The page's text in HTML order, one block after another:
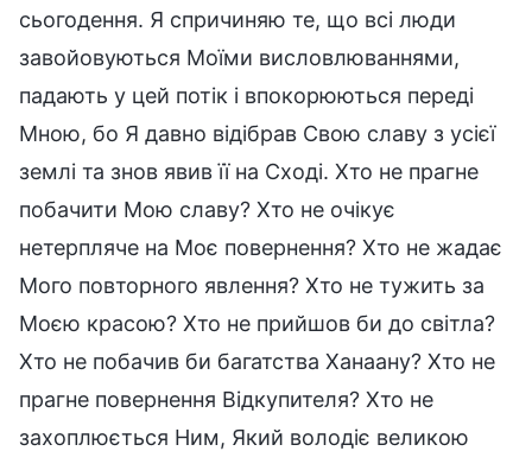
сьогодення. Я спричиняю те, що всі люди
завойовуються Моїми висловлюваннями,
падають у цей потік і впокорюються переді
Мною, бо Я давно відібрав Свою славу з усієї
землі та знов явив її на Сході. Хто не прагне
побачити Мою славу? Хто не очікує
нетерпляче на Моє повернення? Хто не жадає
Мого повторного явлення? Хто не тужить за
Моєю красою? Хто не прийшов би до світла?
Хто не побачив би багатства Ханаану? Хто не
прагне повернення Відкупителя? Хто не
захоплюється Ним, Який володіє великою